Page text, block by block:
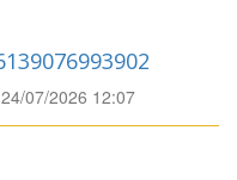
07/2026 12:07